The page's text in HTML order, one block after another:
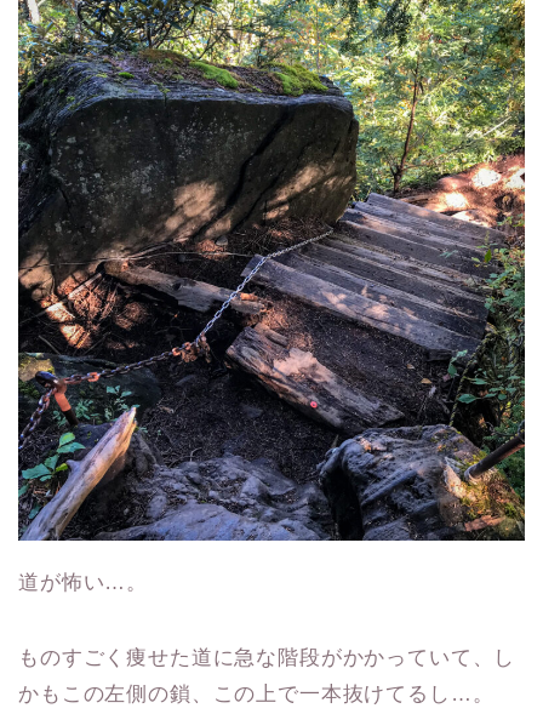
道が怖い…。
ものすごく痩せた道に急な階段がかかっていて、し
かもこの左側の鎖、この上で一本抜けてるし…。